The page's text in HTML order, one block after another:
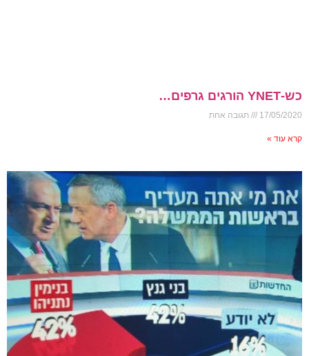
כש-YNET הורגים גרפים…
17/05/2020 תגובה אחת
קרא עוד »